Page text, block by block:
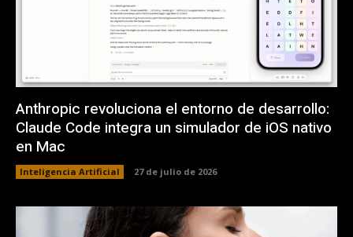
Anthropic revoluciona el entorno de desarrollo:
Claude Code integra un simulador de iOS nativo
en Mac
Inteligencia Artificial 27 de julio de 2026